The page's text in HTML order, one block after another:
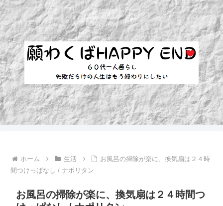
ホーム 生活
お風呂の掃除が楽に、換気扇は２４時
間つけっぱなし / ナポリタン
お風呂の掃除が楽に、換気扇は２４時間つ